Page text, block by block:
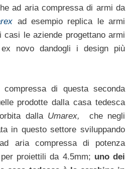
ad aria compressa di armi da
ad esempio replica le armi
le aziende progettano armi
novo dandogli i design più
di questa seconda
prodotte dalla casa tedesca
dalla Umarex, che negli
in questo settore sviluppando
aria compressa di potenza
proiettili da 4.5mm; uno dei